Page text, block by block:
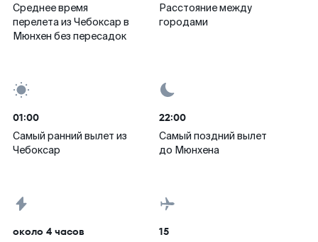
Среднее время
перелета из Чебоксар в
Мюнхен без пересадок
Расстояние между
городами
01:00
Самый ранний вылет из
Чебоксар
22:00
Самый поздний вылет
до Мюнхена
около 4 часов 15